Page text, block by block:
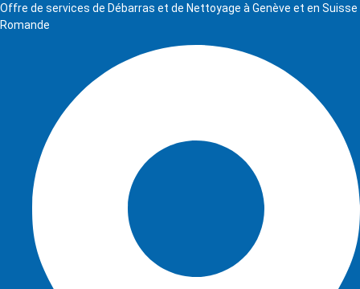
Offre de services de Débarras et de Nettoyage à Genève et en Suisse
Romande